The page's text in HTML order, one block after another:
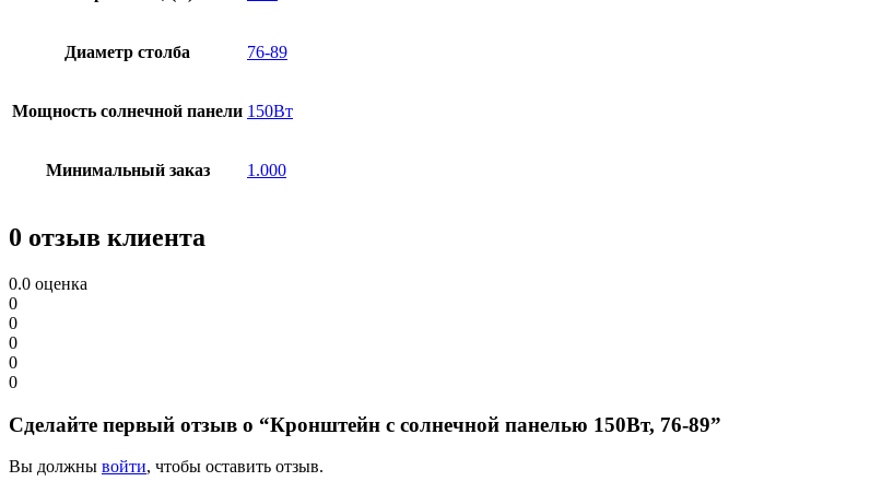
Диаметр столба 76-89
Мощность солнечной панели 150Вт
Минимальный заказ 1.000
0 отзыв клиента
0.0 оценка
0
0
0
0
0
Сделайте первый отзыв о “Кронштейн с солнечной панелью 150Вт, 76-89”
Вы должны войти, чтобы оставить отзыв.